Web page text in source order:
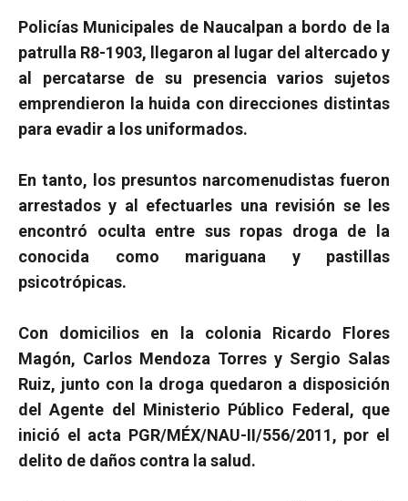
Policías Municipales de Naucalpan a bordo de la
patrulla R8-1903, llegaron al lugar del altercado y
al percatarse de su presencia varios sujetos
emprendieron la huida con direcciones distintas
para evadir a los uniformados.
En tanto, los presuntos narcomenudistas fueron
arrestados y al efectuarles una revisión se les
encontró oculta entre sus ropas droga de la
conocida como mariguana y pastillas
psicotrópicas.
Con domicilios en la colonia Ricardo Flores
Magón, Carlos Mendoza Torres y Sergio Salas
Ruiz, junto con la droga quedaron a disposición
del Agente del Ministerio Público Federal, que
inició el acta PGR/MÉX/NAU-II/556/2011, por el
delito de daños contra la salud.